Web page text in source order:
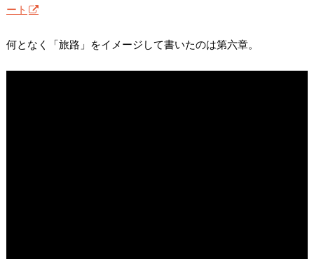
ート
何となく「旅路」をイメージして書いたのは第六章。